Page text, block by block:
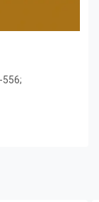
556;